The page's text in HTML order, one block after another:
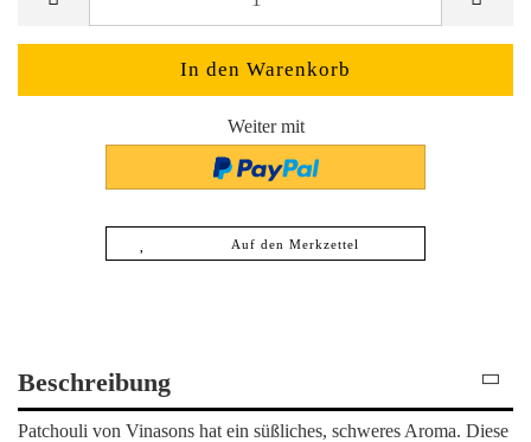
Weiter mit
Auf den Merkzettel
Beschreibung
Patchouli von Vinasons hat ein süßliches, schweres Aroma. Diese